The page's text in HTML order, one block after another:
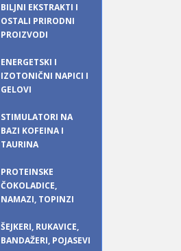
BILJNI EKSTRAKTI I
OSTALI PRIRODNI
PROIZVODI
ENERGETSKI I
IZOTONIČNI NAPICI I
GELOVI
STIMULATORI NA
BAZI KOFEINA I
TAURINA
PROTEINSKE
ČOKOLADICE,
NAMAZI, TOPINZI
ŠEJKERI, RUKAVICE,
BANDAŽERI, POJASEVI